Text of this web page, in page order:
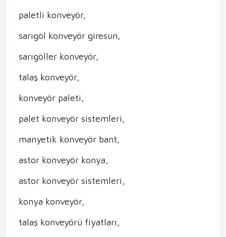
paletli konveyör,
sarıgöl konveyör giresun,
sarıgöller konveyör,
talaş konveyör,
konveyör paleti,
palet konveyör sistemleri,
manyetik konveyör bant,
astor konveyör konya,
astor konveyör sistemleri,
konya konveyör,
talaş konveyörü fiyatları,